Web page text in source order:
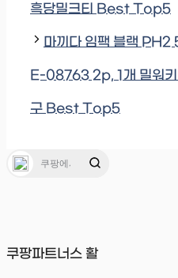
흑당밀크티 Best Top5
마끼다 임팩 블랙
E-08763 2p, 1개 밀워
구 Best Top5
쿠팡파트너스 활